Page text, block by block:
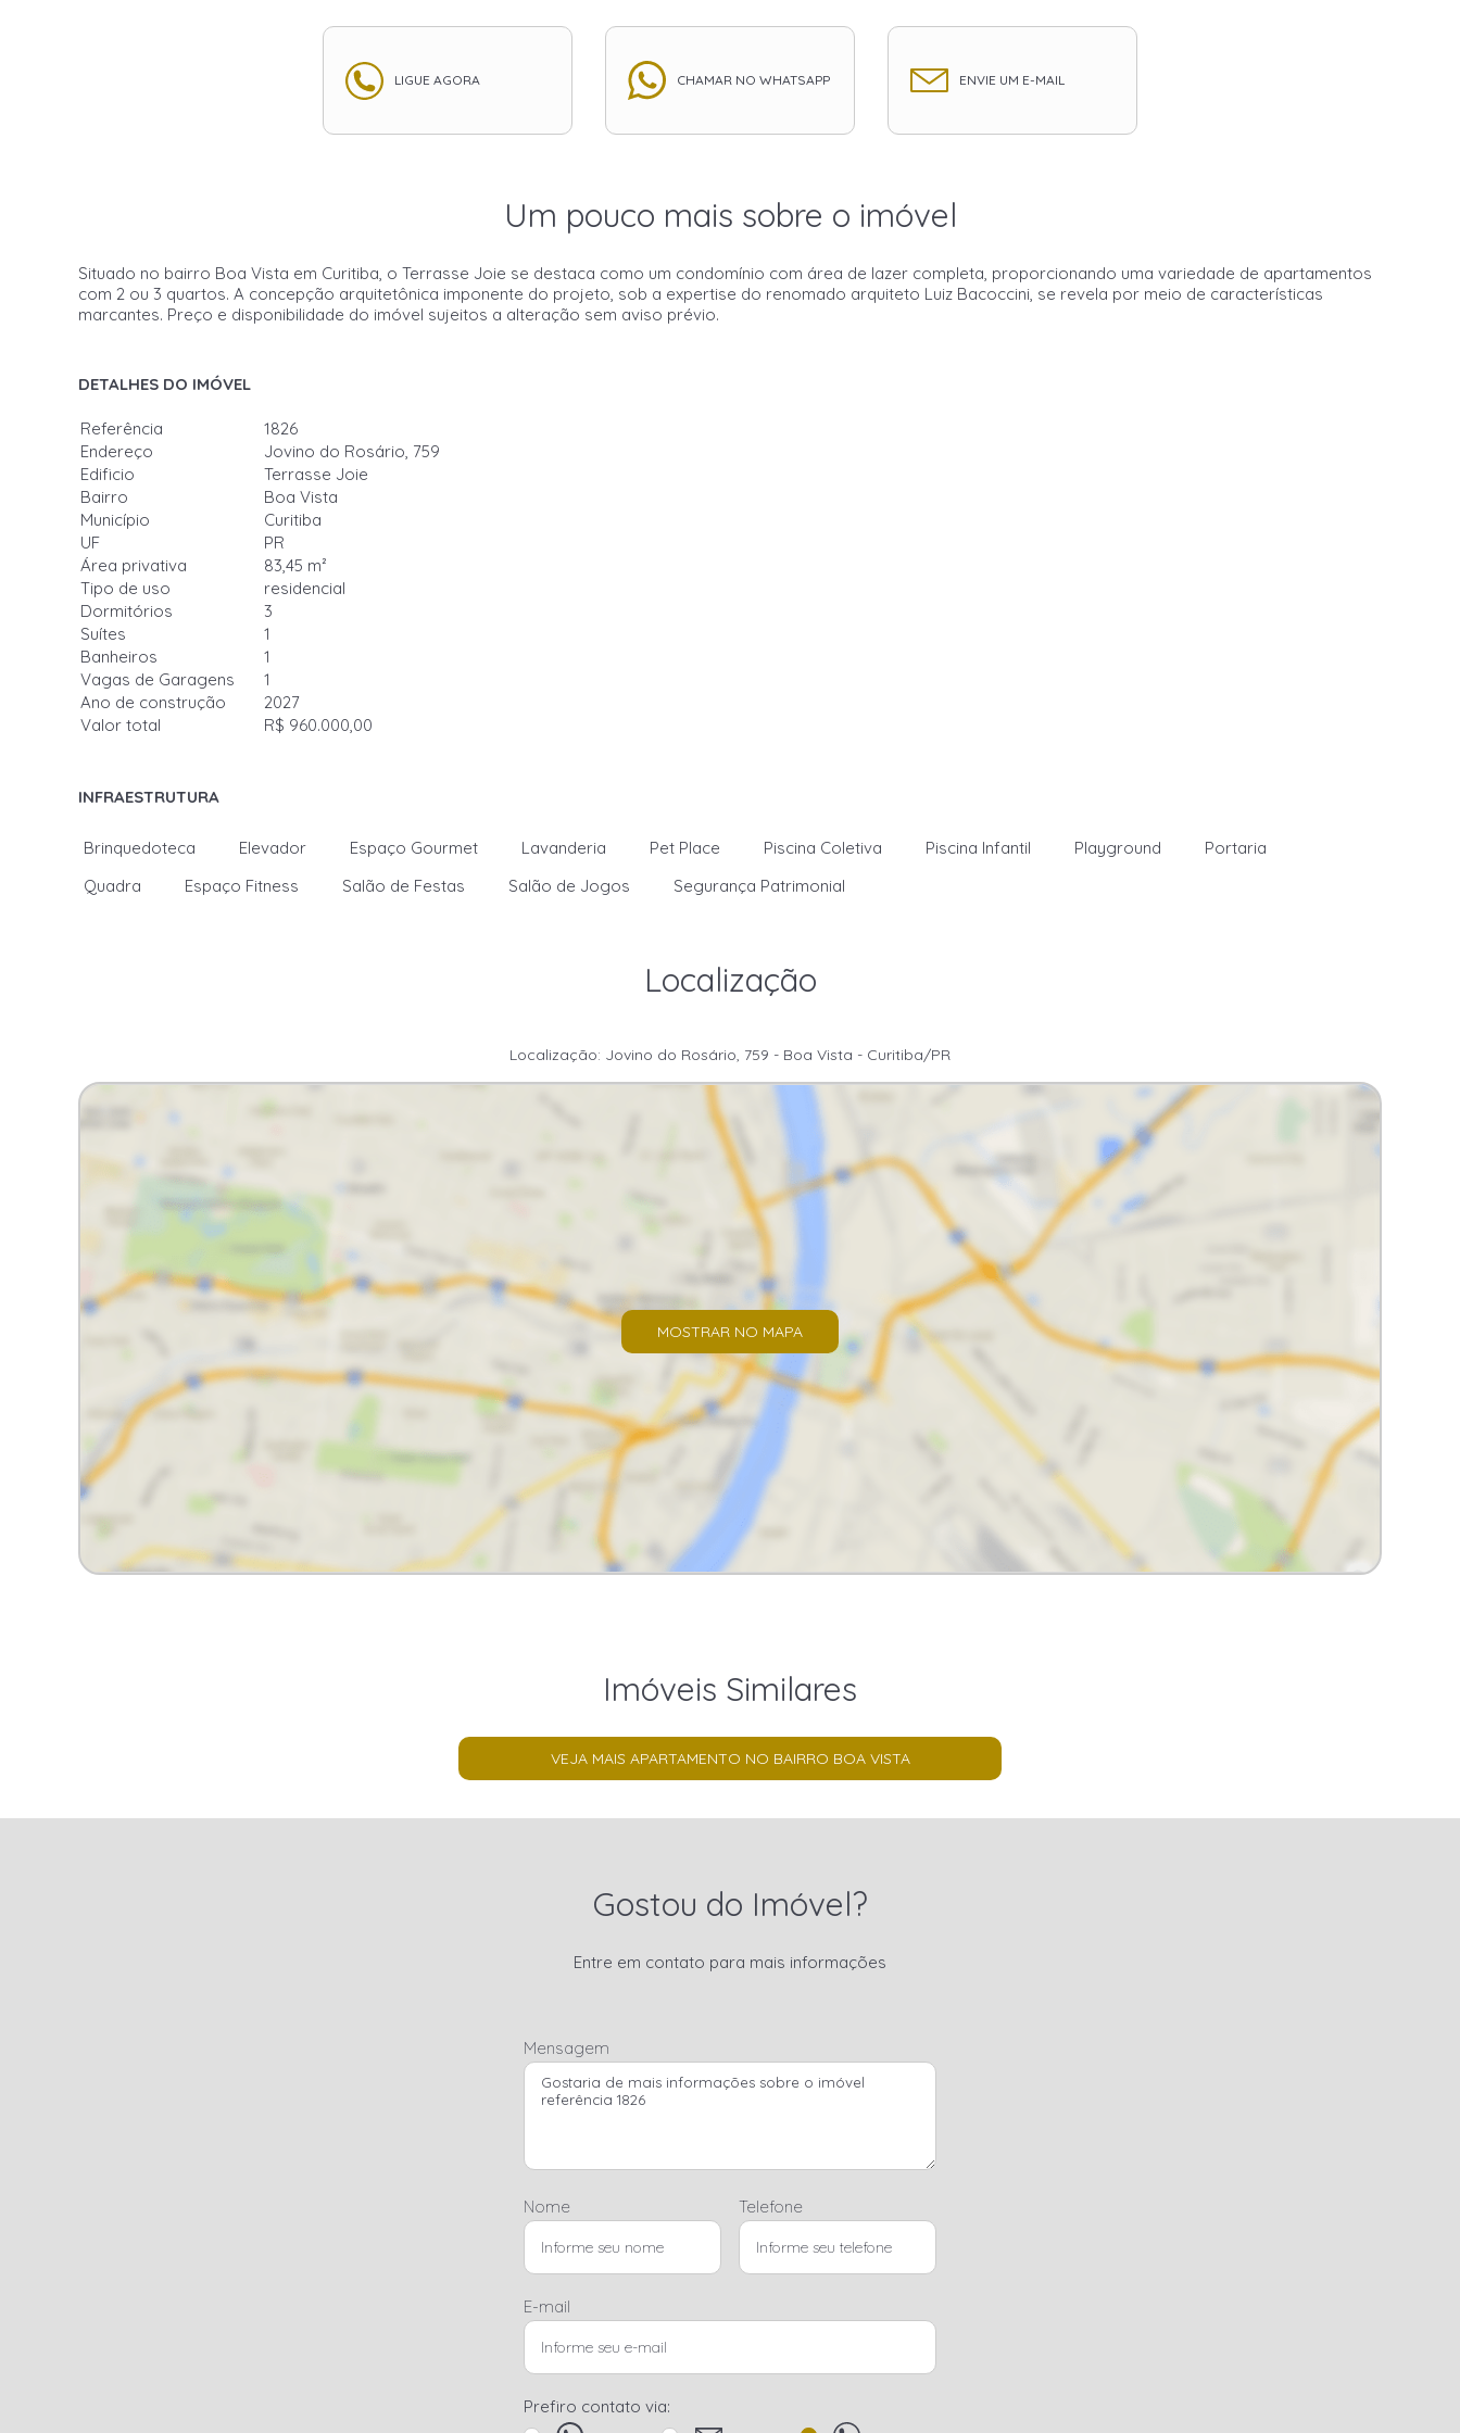
LIGUE AGORA CHAMAR NO WHATSAPP ENVIE UM E-MAIL
Um pouco mais sobre o imóvel
Situado no bairro Boa Vista em Curitiba, o Terrasse Joie se destaca como um condomínio com área de lazer completa, proporcionando uma variedade de apartamentos
com 2 ou 3 quartos. A concepção arquitetônica imponente do projeto, sob a expertise do renomado arquiteto Luiz Bacoccini, se revela por meio de características
marcantes. Preço e disponibilidade do imóvel sujeitos a alteração sem aviso prévio.
DETALHES DO IMÓVEL
Referência
1826
Endereço
Jovino do Rosário, 759
Edificio
Terrasse Joie
Bairro
Boa Vista
Município
Curitiba
UF
PR
Área privativa
83,45 m²
Tipo de uso
residencial
Dormitórios
3
Suítes
1
Banheiros
1
Vagas de Garagens
1
Ano de construção
2027
Valor total
R$ 960.000,00
INFRAESTRUTURA
Brinquedoteca Elevador Espaço Gourmet Lavanderia Pet Place Piscina Coletiva Piscina Infantil Playground
Portaria
Quadra
Espaço Fitness Salão de Festas Salão de Jogos Segurança Patrimonial
Localização
Localização: Jovino do Rosário, 759 - Boa Vista - Curitiba/PR
MOSTRAR NO MAPA
Imóveis Similares
VEJA MAIS APARTAMENTO NO BAIRRO BOA VISTA
Gostou do Imóvel?
Entre em contato para mais informações
Mensagem
Nome Telefone
E-mail
Prefiro contato via: